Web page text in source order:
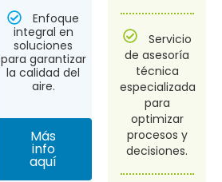
Enfoque
integral en
soluciones
para garantizar
la calidad del
aire.
Más
info
aquí
Servicio
de asesoría
técnica
especializada
para
optimizar
procesos y
decisiones.